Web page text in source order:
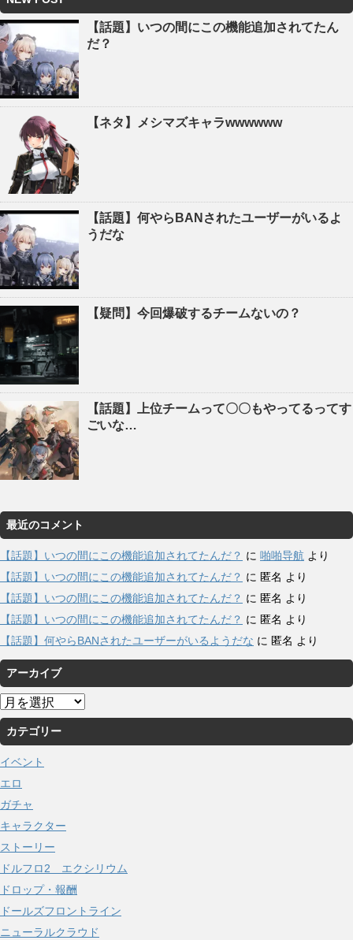
【話題】いつの間にこの機能追加されてたん
だ？
【ネタ】メシマズキャラwwwwww
【話題】何やらBANされたユーザーがいるよ
うだな
【疑問】今回爆破するチームないの？
【話題】上位チームって〇〇もやってるってす
ごいな…
最近のコメント
【話題】いつの間にこの機能追加されてたんだ？ に 啪啪导航 より
【話題】いつの間にこの機能追加されてたんだ？ に 匿名 より
【話題】いつの間にこの機能追加されてたんだ？ に 匿名 より
【話題】いつの間にこの機能追加されてたんだ？ に 匿名 より
【話題】何やらBANされたユーザーがいるようだな に 匿名 より
アーカイブ
ア
ー
カ
イ
ブ
カテゴリー
イベント
エロ
ガチャ
キャラクター
ストーリー
ドルフロ2 エクシリウム
ドロップ・報酬
ドールズフロントライン
ニューラルクラウド